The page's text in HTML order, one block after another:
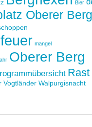
Bier
Oberer Berg
mangel
Oberer Berg
Rast
Vogtländer Walpurgisnacht